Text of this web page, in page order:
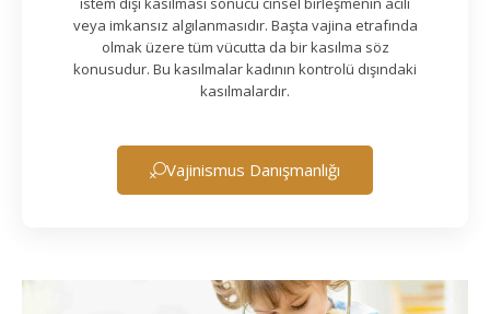
veya imkansız algılanmasıdır. Başta vajina etrafında
olmak üzere tüm vücutta da bir kasılma söz
konusudur. Bu kasılmalar kadının kontrolü dışındaki
kasılmalardır.
Vajinismus Danışmanlığı